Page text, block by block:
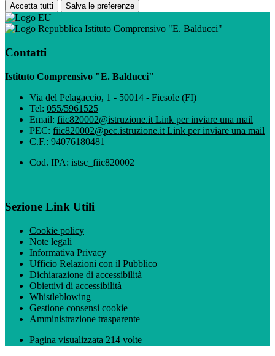
Accetta tutti Salva le preferenze
Istituto Comprensivo "E. Balducci"
Contatti
Istituto Comprensivo "E. Balducci"
Via del Pelagaccio, 1 - 50014 - Fiesole (FI)
Tel: 055/5961525
Email: fiic820002@istruzione.it Link per inviare una mail
PEC: fiic820002@pec.istruzione.it Link per inviare una mail
C.F.: 94076180481
Cod. IPA: istsc_fiic820002
Sezione Link Utili
Cookie policy
Note legali
Informativa Privacy
Ufficio Relazioni con il Pubblico
Dichiarazione di accessibilità
Obiettivi di accessibilità
Whistleblowing
Gestione consensi cookie
Amministrazione trasparente
Pagina visualizzata 214 volte